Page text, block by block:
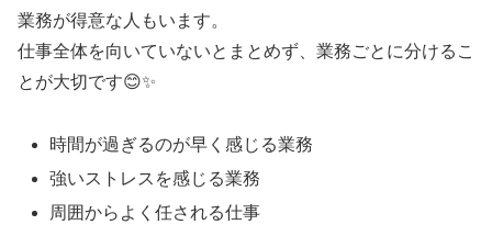
業務が得意な人もいます。
仕事全体を向いていないとまとめず、業務ごとに分けるこ
とが大切です😊✨
時間が過ぎるのが早く感じる業務
強いストレスを感じる業務
周囲からよく任される仕事